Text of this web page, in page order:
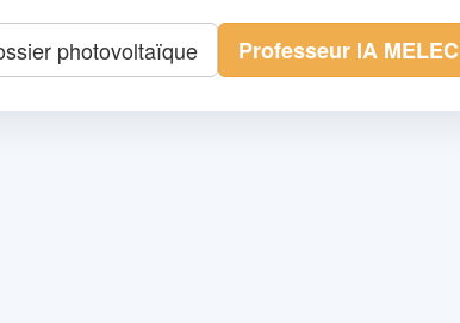
photovoltaïque Professeur IA MELEC